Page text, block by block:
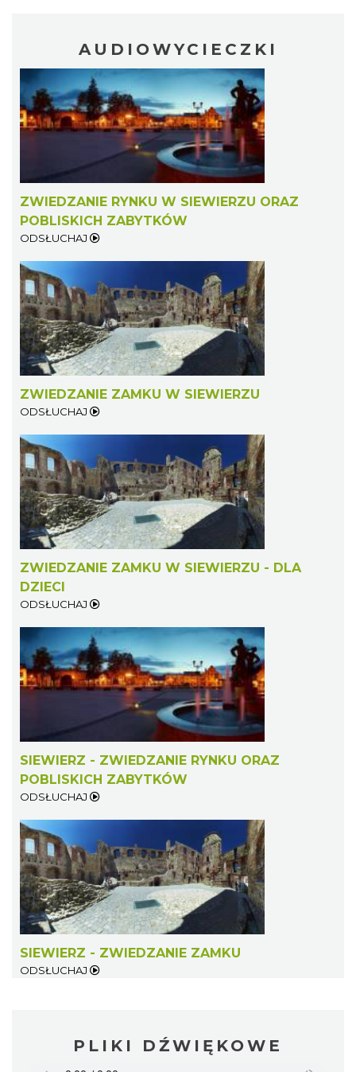
AUDIOWYCIECZKI
ZWIEDZANIE RYNKU W SIEWIERZU ORAZ
POBLISKICH ZABYTKÓW
ODSŁUCHAJ
ZWIEDZANIE ZAMKU W SIEWIERZU
ODSŁUCHAJ
ZWIEDZANIE ZAMKU W SIEWIERZU - DLA
DZIECI
ODSŁUCHAJ
SIEWIERZ - ZWIEDZANIE RYNKU ORAZ
POBLISKICH ZABYTKÓW
ODSŁUCHAJ
SIEWIERZ - ZWIEDZANIE ZAMKU
ODSŁUCHAJ
PLIKI DŹWIĘKOWE